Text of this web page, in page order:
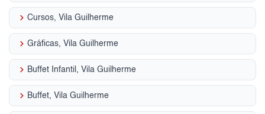
keyboard_arrow_right Cursos, Vila Guilherme
keyboard_arrow_right Gráficas, Vila Guilherme
keyboard_arrow_right Buffet Infantil, Vila Guilherme
keyboard_arrow_right Buffet, Vila Guilherme